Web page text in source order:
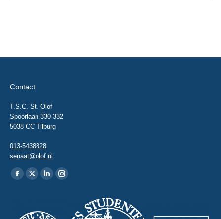
Contact
T.S.C. St. Olof
Spoorlaan 330-332
5038 CC Tilburg
013-5438828
senaat@olof.nl
Vind ons op:
Facebook
X
LinkedinInstagram